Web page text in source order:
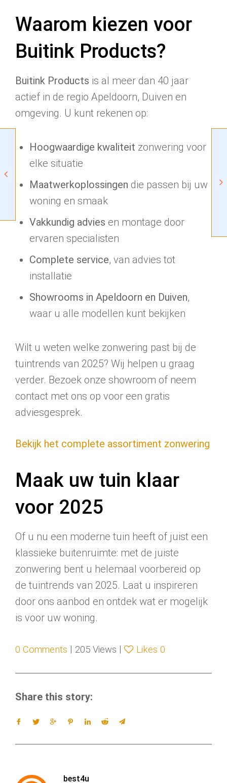
Waarom kiezen voor
Buitink Products?
Buitink Products is al meer dan 40 jaar
actief in de regio Apeldoorn, Duiven en
omgeving. U kunt rekenen op:
Hoogwaardige kwaliteit zonwering voor
elke situatie
Maatwerkoplossingen die passen bij uw
woning en smaak
Vakkundig advies en montage door
ervaren specialisten
Complete service, van advies tot
installatie
Showrooms in Apeldoorn en Duiven,
waar u alle modellen kunt bekijken
Wilt u weten welke zonwering past bij de
tuintrends van 2025? Wij helpen u graag
verder. Bezoek onze showroom of neem
contact met ons op voor een gratis
adviesgesprek.
Bekijk het complete assortiment zonwering
Maak uw tuin klaar
voor 2025
Of u nu een moderne tuin heeft of juist een
klassieke buitenruimte: met de juiste
zonwering bent u helemaal voorbereid op
de tuintrends van 2025. Laat u inspireren
door ons aanbod en ontdek wat er mogelijk
is voor uw woning.
0 Comments | 205 Views | Likes 0
Share this story:
best4u